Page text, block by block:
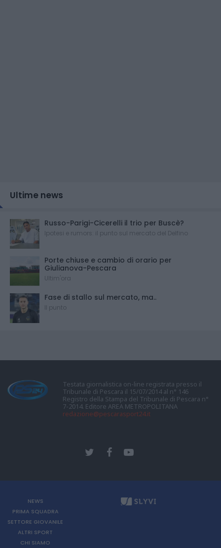
Ultime news
Russo-Parigi-Cicerelli il trio per Buscè?
Ipotesi e rumors: il punto sul mercato del Delfino
Porte chiuse e cambio di orario per
Giulianova-Pescara
Ultim'ora
Fase di stallo sul mercato, ma..
Il punto
Testata giornalistica on-line registrata presso il
Tribunale di Pescara il 15/07/2014 al n° 146
Registro della Stampa del Tribunale di Pescara n°
7-2014. Editore AREA METROPOLITANA
redazione@pescarasport24.it
NEWS
PRIMA SQUADRA
SETTORE GIOVANILE
ALTRI SPORT
CHI SIAMO